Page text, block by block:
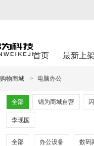
首页 最新上架
购物商城 > 电脑办公
全部 锦为商城自营
李现国
全部 办公设备 数码